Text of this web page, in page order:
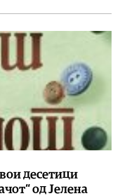
десетици
од Јелена